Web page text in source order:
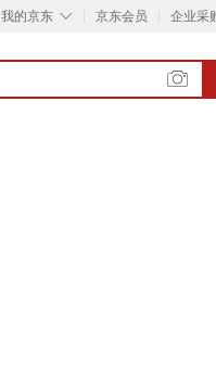
◇
我的京东 京东会员 企业采